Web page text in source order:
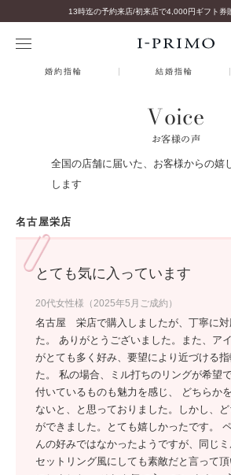
婚約指輪 結婚指輪
Voice
お客様の声
全国の店舗に届いた、お客様からの嬉
します
名古屋栄店
とても気に入っています
20代女性様（2025年5月ご成約）
名古屋 栄店で購入しましたが、丁寧に対
た。 ありがとうございました。また、ア
がとても多く好み、要望により近づける
た。 私の場合、ミル打ちのリングが希望
付いているものも魅力を感じ、 どちらか
ないと、と思っておりました。しかし、
ができました。とても嬉しかったです。
んの好みではなかったようですが、同じ
セットリング風にしても素敵だと言って